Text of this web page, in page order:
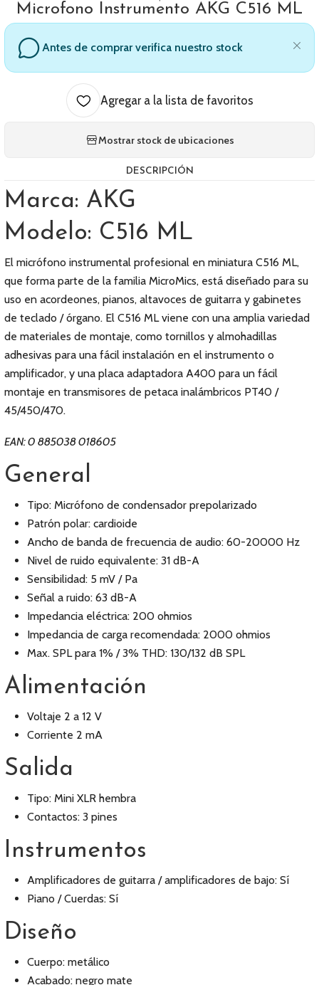
Microfono Instrumento AKG C516 ML
Antes de comprar verifica nuestro stock
Agregar a la lista de favoritos
Mostrar stock de ubicaciones
DESCRIPCIÓN
Marca: AKG
Modelo: C516 ML
El micrófono instrumental profesional en miniatura C516 ML,
que forma parte de la familia MicroMics, está diseñado para su
uso en acordeones, pianos, altavoces de guitarra y gabinetes
de teclado / órgano. El C516 ML viene con una amplia variedad
de materiales de montaje, como tornillos y almohadillas
adhesivas para una fácil instalación en el instrumento o
amplificador, y una placa adaptadora A400 para un fácil
montaje en transmisores de petaca inalámbricos PT40 /
45/450/470.
EAN: 0 885038 018605
General
Tipo: Micrófono de condensador prepolarizado
Patrón polar: cardioide
Ancho de banda de frecuencia de audio: 60-20000 Hz
Nivel de ruido equivalente: 31 dB-A
Sensibilidad: 5 mV / Pa
Señal a ruido: 63 dB-A
Impedancia eléctrica: 200 ohmios
Impedancia de carga recomendada: 2000 ohmios
Max. SPL para 1% / 3% THD: 130/132 dB SPL
Alimentación
Voltaje 2 a 12 V
Corriente 2 mA
Salida
Tipo: Mini XLR hembra
Contactos: 3 pines
Instrumentos
Amplificadores de guitarra / amplificadores de bajo: Sí
Piano / Cuerdas: Sí
Diseño
Cuerpo: metálico
Acabado: negro mate